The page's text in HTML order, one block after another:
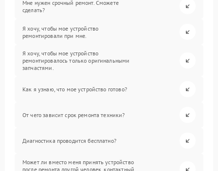
Мне нужен срочный ремонт. Сможете
сделать?
Я хочу, чтобы мое устройство
ремонтировали при мне.
Я хочу, чтобы мое устройство
ремонтировалось только оригинальными
запчастями.
Как я узнаю, что мое устройство готово?
От чего зависит срок ремонта техники?
Диагностика проводится бесплатно?
Может ли вместо меня принять устройство
после ремонта другой человек, контактный